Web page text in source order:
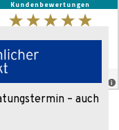
– auch